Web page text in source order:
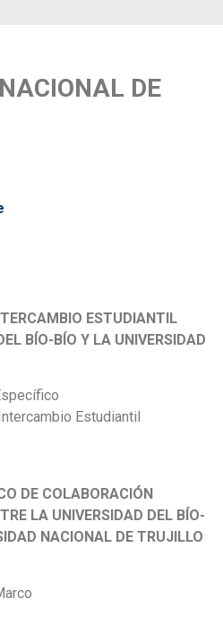
DE
ESTUDIANTIL
BÍO-BÍO Y LA UNIVERSIDAD
Estudiantil
DE COLABORACIÓN
LA UNIVERSIDAD DEL BÍO-
NACIONAL DE TRUJILLO